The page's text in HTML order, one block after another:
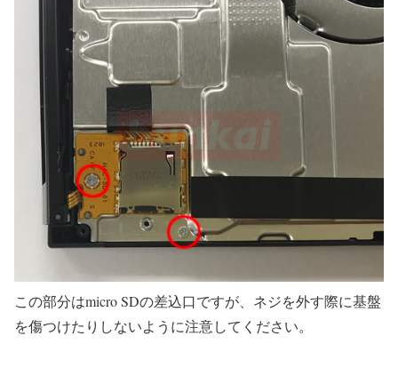
この部分はmicro SDの差込口ですが、ネジを外す際に基盤
を傷つけたりしないように注意してください。